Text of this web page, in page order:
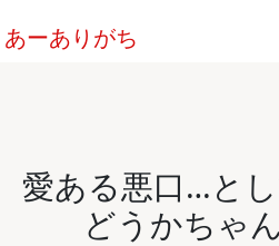
あーありがち
愛ある悪口…と
どうかちゃ